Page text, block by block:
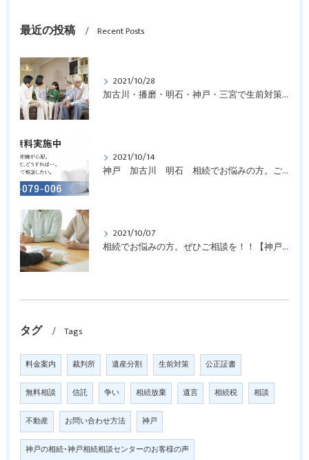
最近の投稿 Recent Posts
2021/10/28
加古川・播磨・明石・神戸・三宮で生前対策についてお悩みの方はご相談を！
2021/10/14
神戸 加古川 明石 相続でお悩みの方。ご相談を！！
2021/10/07
相続でお悩みの方。ぜひご相談を！！【神戸の相続相談窓口】
タグ Tags
料金案内 裁判所 遺産分割 生前対策 公正証書
無料相談 信託 争い 相続放棄 遺言 相続税 相談
不動産 お問い合わせ方法 神戸
神戸の相続･神戸相続相談センターのお客様の声